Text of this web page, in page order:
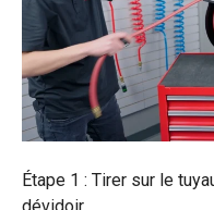
Étape 1 : Tirer sur le
dévidoir.